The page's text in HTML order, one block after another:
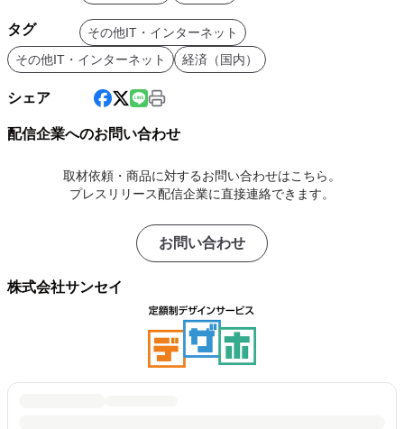
タグ
その他IT・インターネット
その他IT・インターネット
経済（国内）
シェア
配信企業へのお問い合わせ
取材依頼・商品に対するお問い合わせはこちら。
プレスリリース配信企業に直接連絡できます。
お問い合わせ
株式会社サンセイ